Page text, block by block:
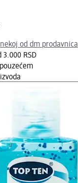
nekoj od dm prodavnica
3.000 RSD